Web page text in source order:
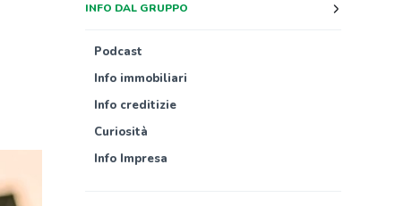
INFO DAL GRUPPO
Podcast
Info immobiliari
Info creditizie
Curiosità
Info Impresa